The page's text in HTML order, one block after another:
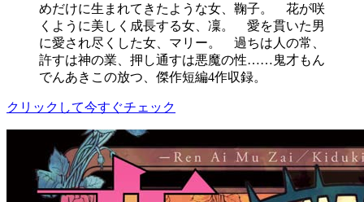
めだけに生まれてきたような女、鞠子。 花が咲
くように美しく成長する女、凜。 愛を貫いた男
に愛され尽くした女、マリー。 過ちは人の常、
許すは神の業、押し通すは悪魔の性……鬼才もん
でんあきこの放つ、傑作短編4作収録。
クリックして今すぐチェック